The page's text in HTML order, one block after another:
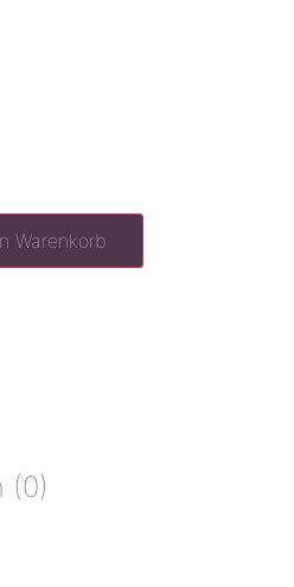
Warenkorb
(0)